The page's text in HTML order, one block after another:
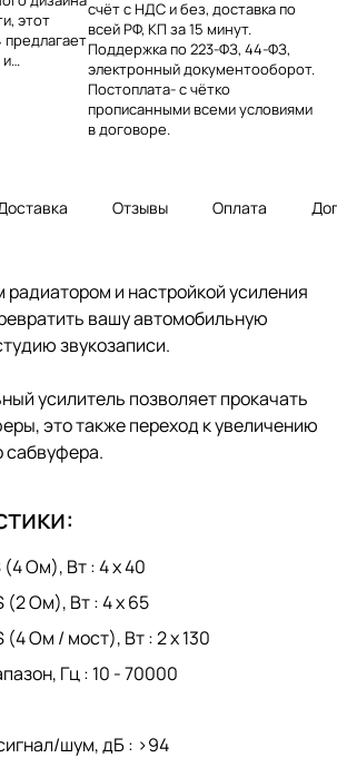
этот
предлагает
счёт с НДС и без, доставка по
всей РФ, КП за 15 минут.
Поддержка по 223-ФЗ, 44-ФЗ,
электронный документооборот.
Постоплата- с чётко
прописанными всеми условиями
в договоре.
Отзывы Оплата
и настройкой усиления
вашу автомобильную
звукозаписи.
усилитель позволяет прокачать
это также переход к увеличению
сабвуфера.
Ом), Вт : 4 x 40
(2 Ом), Вт : 4 x 65
Ом / мост), Вт : 2 x 130
Гц : 10 - 70000
шум, дБ : >94